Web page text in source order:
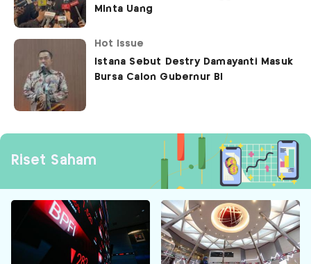
MInta Uang
Hot Issue
Istana Sebut Destry Damayanti Masuk
Bursa Calon Gubernur BI
Riset Saham